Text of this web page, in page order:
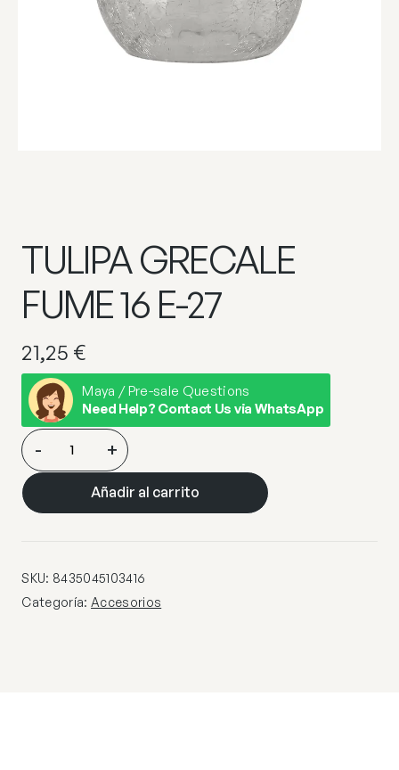
TULIPA GRECALE
FUME 16 E-27
21,25 €
Maya / Pre-sale Questions
Need Help? Contact Us via WhatsApp
TULIPA
GRECALE
FUME
16
cantidad
- +
Añadir al carrito
SKU: 8435045103416
Categoría: Accesorios